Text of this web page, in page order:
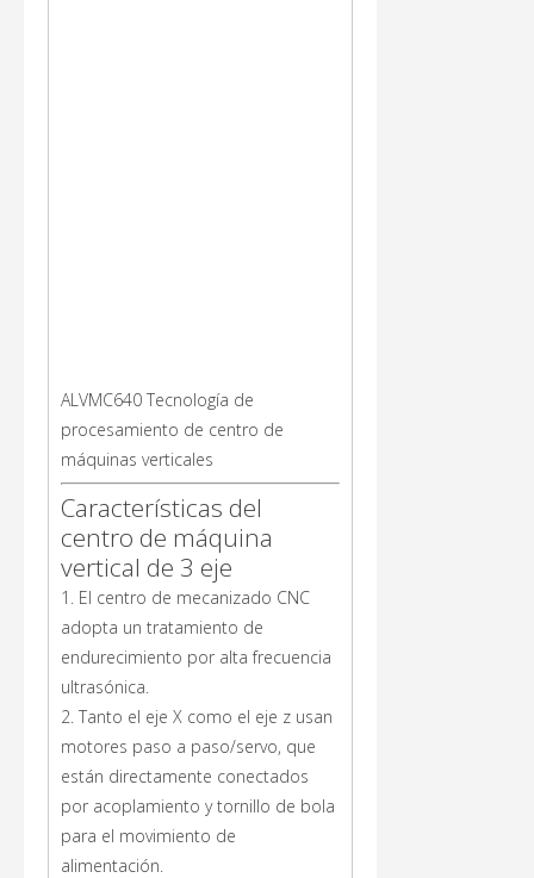
ALVMC640 Tecnología de
procesamiento de centro de
máquinas verticales
Características del
centro de máquina
vertical de 3 eje
1. El centro de mecanizado CNC
adopta un tratamiento de
endurecimiento por alta frecuencia
ultrasónica.
2. Tanto el eje X como el eje z usan
motores paso a paso/servo, que
están directamente conectados
por acoplamiento y tornillo de bola
para el movimiento de
alimentación.